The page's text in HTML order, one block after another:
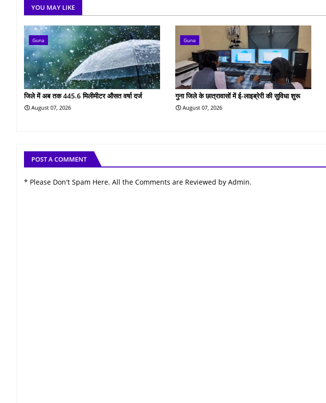
YOU MAY LIKE
Guna
जिले में अब तक 445.6 मिलीमीटर औसत वर्षा दर्ज
August 07, 2026
Guna
गुना जिले के छात्रावासों में ई-लाइब्रेरी की सुविधा शुरू
August 07, 2026
POST A COMMENT
* Please Don't Spam Here. All the Comments are Reviewed by Admin.